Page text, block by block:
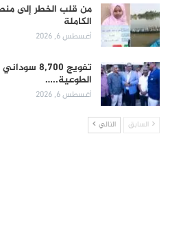
من قلب الخطر إلى
الكاملة
أغسطس 6, 2026
تفويج
الطوعية..…
أغسطس 6, 2026
السابق التالي